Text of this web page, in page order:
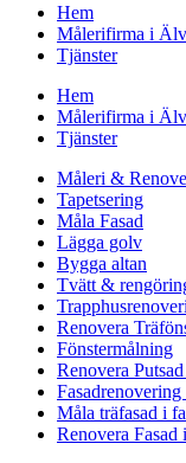
Hem
Målerifirma i
Tjänster
Hem
Målerifirma i
Tjänster
Måleri &
Tapetsering
Måla Fasad
Lägga golv
Bygga altan
Tvätt &
Renovera
Fönstermålning
Renovera
Måla träfasad i
Renovera